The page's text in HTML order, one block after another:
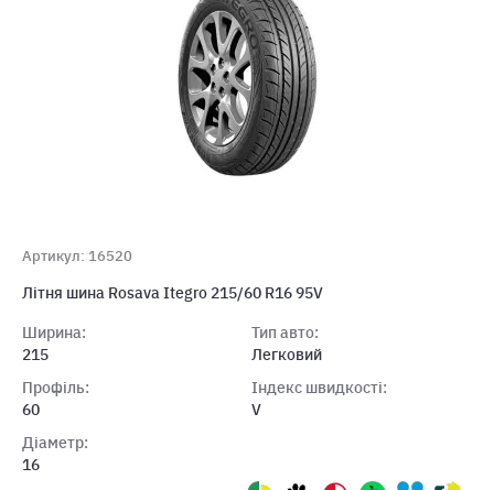
Артикул: 16520
Літня шина Rosava Itegro 215/60 R16 95V
Ширина:
215
Профіль:
60
Діаметр:
16
Тип авто:
Легковий
Індекс швидкості:
V